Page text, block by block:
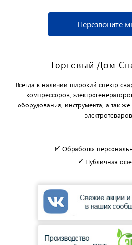
Перезвоните
Торговый Дом
Всегда в наличии широкий спектр
компрессоров,
оборудования, инструмента, а так
🗹 Обработка
🗹 Публичная